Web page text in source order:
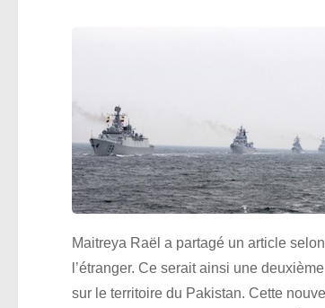
Maitreya Raël a partagé un article
l’étranger. Ce serait ainsi une
sur le territoire du Pakistan. Cette